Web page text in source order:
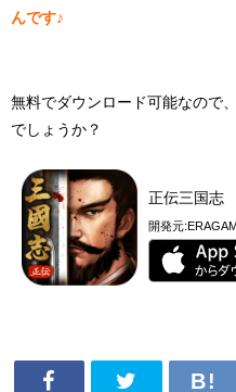
んです♪
無料でダウンロード可能なので
でしょうか？
正伝三国志
開発元: